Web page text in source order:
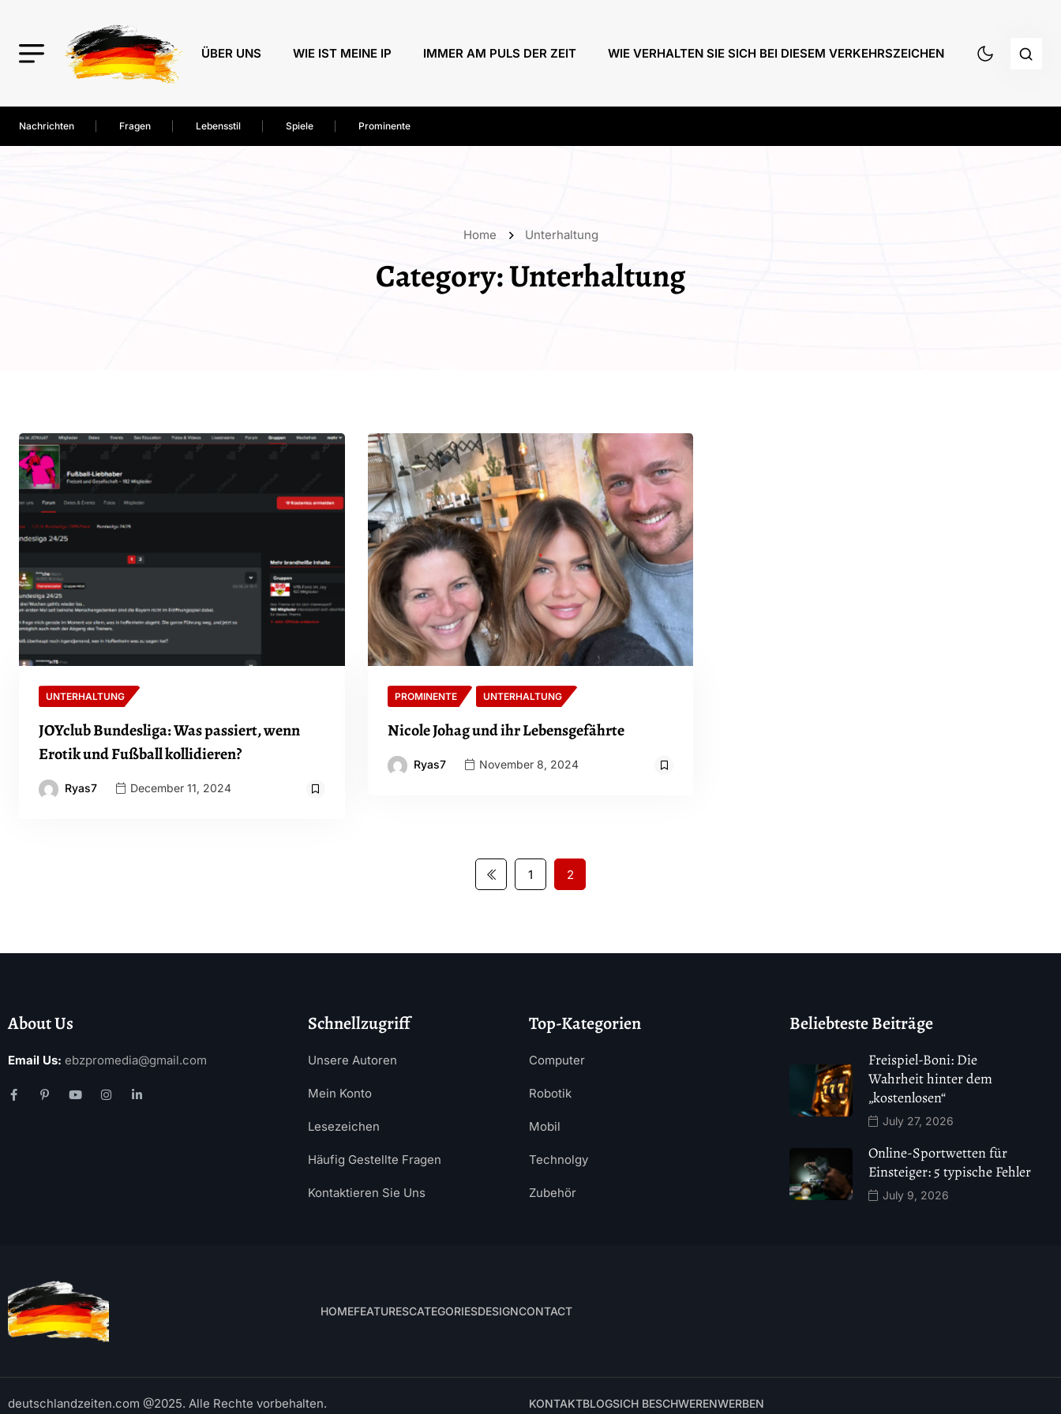
ÜBER UNS WIE IST MEINE IP IMMER AM PULS DER ZEIT WIE VERHALTEN SIE SICH BEI DIESEM VERKEHRSZEICHEN
Nachrichten Fragen Lebensstil Spiele Prominente
Home Unterhaltung
Category:Unterhaltung
UNTERHALTUNG
JOYclub Bundesliga: Was passiert, wenn
Erotik und Fußball kollidieren?
Ryas7 December 11, 2024
PROMINENTE UNTERHALTUNG
Nicole Johag und ihr Lebensgefährte
Ryas7 November 8, 2024
1 2
About Us
Email Us: ebzpromedia@gmail.com
Schnellzugriff
Unsere Autoren
Mein Konto
Lesezeichen
Häufig Gestellte Fragen
Kontaktieren Sie Uns
Top-Kategorien
Computer
Robotik
Mobil
Technolgy
Zubehör
Beliebteste Beiträge
Freispiel-Boni: Die
Wahrheit hinter dem
„kostenlosen“
July 27, 2026
Online-Sportwetten für
Einsteiger: 5 typische Fehler
July 9, 2026
HOMEFEATURESCATEGORIESDESIGNCONTACT
deutschlandzeiten.com @2025. Alle Rechte vorbehalten. KONTAKTBLOGSICH BESCHWERENWERBEN